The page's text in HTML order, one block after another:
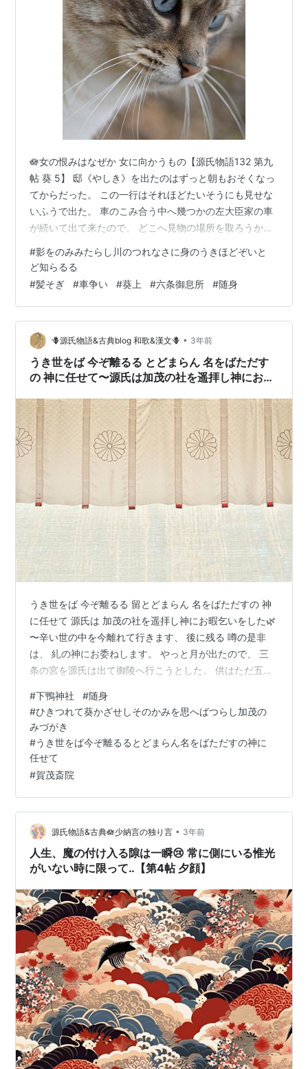
🪷女の恨みはなぜか 女に向かうもの【源氏物語132 第九
帖 葵 5】 邸《やしき》を出たのはずっと朝もおそくなっ
てからだった。 この一行はそれほどたいそうにも見せな
いふうで出た。 車のこみ合う中へ幾つかの左大臣家の車
が続いて出て来たので、 どこへ見物の場所を取ろうかと
まっていて、 つまらぬ物の少ない所を選んで、 じゃまに
なる車は皆｜除《の》けさせた。 その中に外見は網代車
《あじろぐるま》の 少し古くなった物にすぎぬが、 御簾
の下のとばりの好みもきわめて上品で、 ずっと奥のほう
袗《かざみ》の端…
#影をのみみたらし川のつれなさに身のうきほどぞいと
ど知らるる
#髪そぎ #車争い #葵上 #六条御息所 #随身
🪻源氏物語&古典blog 和歌&漢文🪻 • 3年前
うき世をば 今ぞ離るる とどまらん 名をばただす
の 神に任せて〜源氏は加茂の社を遥拝し神にお暇
うき世をば 今ぞ離るる 留とどまらん 名をばただすの 神
に任せて 源氏は 加茂の社を遥拝し神にお暇乞いをした🌿
〜辛い世の中を今離れて行きます、 後に残る 噂の是非
は、 糺の神にお委ねします。 やっと月が出たので、 三
条の宮を源氏は出て御陵へ行こうとした。 供はただ五、
馬で行った。 今さらなことではあるが 以前の源氏の外出
に比べてなんという寂しい一行であろう。 家従たちも皆
悲しんでいたが、 その中に昔の斎院の御禊みそぎの日に
大将の仮の随身になって 従って出た蔵人くろうどを兼ね
た右近衛将曹うこんえしょうそうは、 当然今年は上がる
#下鴨神社 #随身
#ひきつれて葵かざせしそのかみを思へばつらし加茂の
みづがき
#うき世をば今ぞ離るるとどまらん名をばただすの神に
任せて
#賀茂斎院
源氏物語&古典🪷少納言の独り言 • 3年前
人生、魔の付け入る隙は一瞬😢 常に側にいる惟光
がいない時に限って‥【第4帖 夕顔】